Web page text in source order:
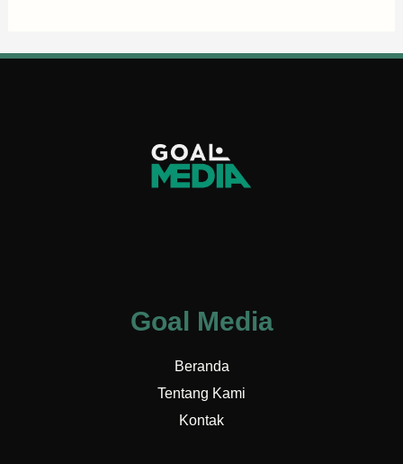
Goal Media
Beranda
Tentang Kami
Kontak